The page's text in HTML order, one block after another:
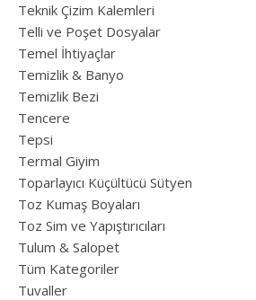
Teknik Çizim Kalemleri
Telli ve Poşet Dosyalar
Temel İhtiyaçlar
Temizlik & Banyo
Temizlik Bezi
Tencere
Tepsi
Termal Giyim
Toparlayıcı Küçültücü Sütyen
Toz Kumaş Boyaları
Toz Sim ve Yapıştırıcıları
Tulum & Salopet
Tüm Kategoriler
Tuvaller